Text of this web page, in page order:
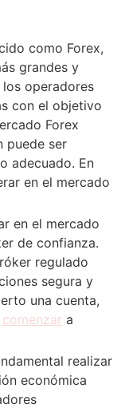
como Forex,
grandes y
operadores
con el objetivo
Forex
puede ser
adecuado. En
en el mercado
en el mercado
de confianza.
regulado
segura y
una cuenta,
comenzar a
realizar
económica